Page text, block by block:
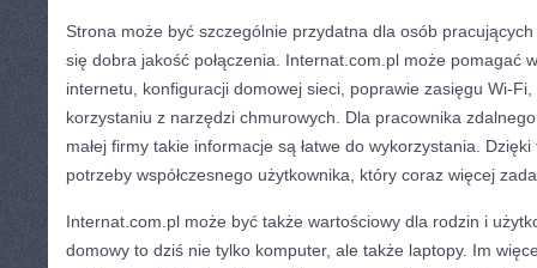
Strona może być szczególnie przydatna dla osób
się dobra jakość połączenia. Internat.com.pl może pomagać
internetu, konfiguracji domowej sieci, poprawie zasięgu Wi-
korzystaniu z narzędzi chmurowych. Dla pracownika
małej firmy takie informacje są łatwe do wykorzystania.
potrzeby współczesnego użytkownika, który coraz więcej
Internat.com.pl może być także wartościowy dla rodzin i
domowy to dziś nie tylko komputer, ale także laptopy. Im